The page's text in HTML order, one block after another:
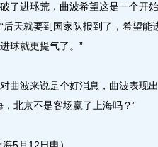
了进球荒，曲波希望这是一个开
天就要到国家队报到了，希望能
球就更提气了。”
波来说是个好消息，曲波表现
北京不是客场赢了上海吗？”